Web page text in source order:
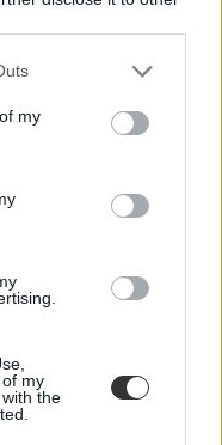
my
my
the
ha idén fogtok
a forráshasználatot
az előző évek
középkori városokhoz.